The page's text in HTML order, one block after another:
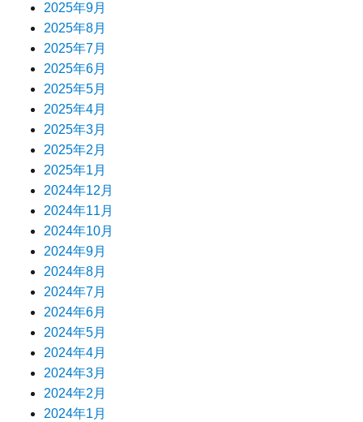
2025年9月
2025年8月
2025年7月
2025年6月
2025年5月
2025年4月
2025年3月
2025年2月
2025年1月
2024年12月
2024年11月
2024年10月
2024年9月
2024年8月
2024年7月
2024年6月
2024年5月
2024年4月
2024年3月
2024年2月
2024年1月